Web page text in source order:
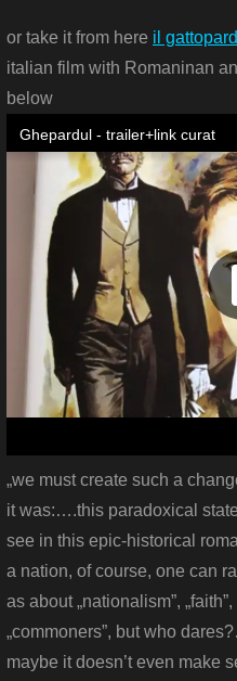
or take it from here il
italian film with Romaninan
below
„we must create such a
it was:….this paradoxical
see in this epic-historical
a nation, of course, one can
as about „nationalism”, „faith”,
„commoners”, but who
maybe it doesn’t even make